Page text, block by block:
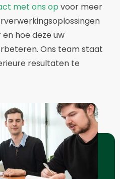
met ons opvoor meer
hoe deze uw
Ons team staat
resultaten te